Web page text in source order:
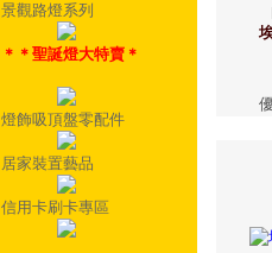
景觀路燈系列
＊＊聖誕燈大特賣＊
燈飾吸頂盤零配件
居家裝置藝品
信用卡刷卡專區